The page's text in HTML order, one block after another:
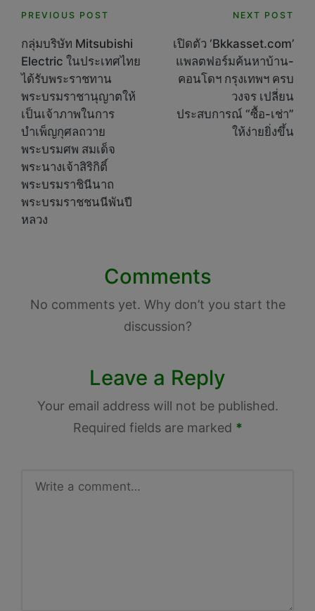
Post
navigation
PREVIOUS POST
กลุ่มบริษัท Mitsubishi
Electric ในประเทศไทย
ได้รับพระราชทาน
พระบรมราชานุญาตให้
เป็นเจ้าภาพในการ
บำเพ็ญกุศลถวาย
พระบรมศพ สมเด็จ
พระนางเจ้าสิริกิติ์
พระบรมราชินีนาถ
พระบรมราชชนนีพันปี
หลวง
NEXT POST
เปิดตัว ‘Bkkasset.com’
แพลตฟอร์มค้นหาบ้าน-
คอนโดฯ กรุงเทพฯ ครบ
วงจร เปลี่ยน
ประสบการณ์ “ซื้อ-เช่า”
ให้ง่ายยิ่งขึ้น
Comments
No comments yet. Why don’t you start the
discussion?
Leave a Reply
Your email address will not be published.
Required fields are marked *